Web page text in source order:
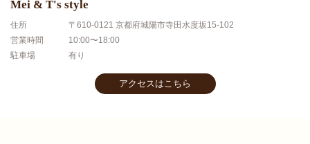
Mei & T's style
住所
〒610-0121 京都府城陽市寺田水度坂15-102
営業時間
10:00〜18:00
駐車場
有り
アクセスはこちら